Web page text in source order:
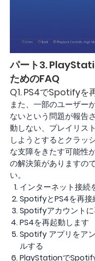
パート3.
ためのFAQ
Q1. PS4でSpotifyを
また、一部のユーザー
ないという問題が報告
動しない、プレイリス
しようとするとクラッ
な支障をきたす可能性
の解決策がありますの
い。
インターネット接続
SpotifyとPS4を再接
Spotifyアカウント
PS4を再起動します
Spotify アプリをア
ルする
PlayStationで